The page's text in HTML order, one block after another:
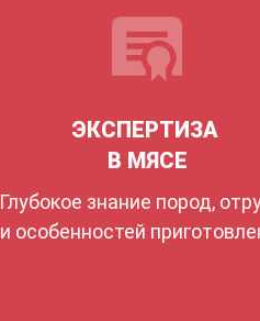
ЭКСПЕРТИЗА
В МЯСЕ
Глубокое знание пород,
и особенностей